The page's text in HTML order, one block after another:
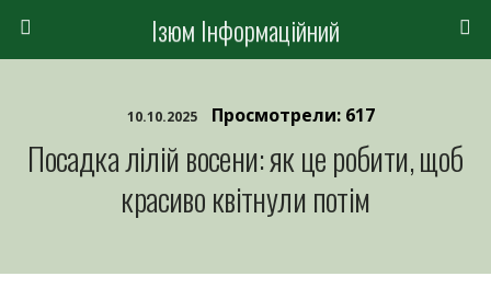
Ізюм Інформаційний
10.10.2025 Просмотрели: 617
Посадка лілій восени: як це робити, щоб
красиво квітнули потім